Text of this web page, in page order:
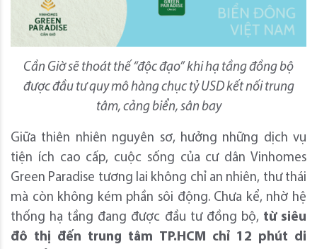
Cần Giờ sẽ thoát thế “độc đạo” khi hạ tầng đồng bộ
được đầu tư quy mô hàng chục tỷ USD kết nối trung
tâm, cảng biển, sân bay
Giữa thiên nhiên nguyên sơ, hưởng những dịch vụ
tiện ích cao cấp, cuộc sống của cư dân Vinhomes
Green Paradise tương lai không chỉ an nhiên, thư thái
mà còn không kém phần sôi động. Chưa kể, nhờ hệ
thống hạ tầng đang được đầu tư đồng bộ, từ siêu
đô thị đến trung tâm TP.HCM chỉ 12 phút di